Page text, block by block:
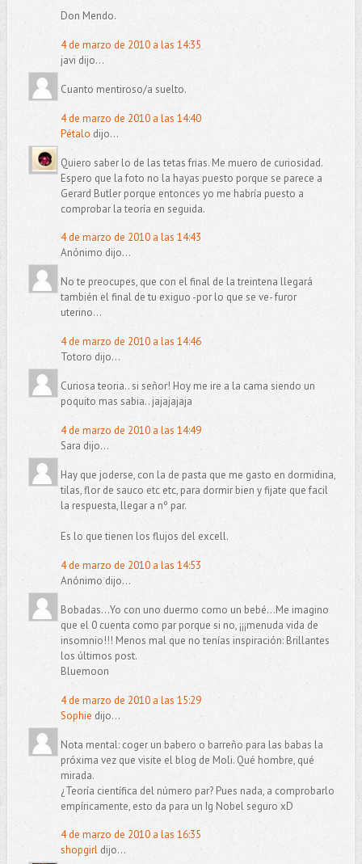
Don Mendo.
4 de marzo de 2010 a las 14:35
javi dijo...
Cuanto mentiroso/a suelto.
4 de marzo de 2010 a las 14:40
Pétalo dijo...
Quiero saber lo de las tetas frias. Me muero de curiosidad.
Espero que la foto no la hayas puesto porque se parece a
Gerard Butler porque entonces yo me habría puesto a
comprobar la teoría en seguida.
4 de marzo de 2010 a las 14:43
Anónimo dijo...
No te preocupes, que con el final de la treintena llegará
también el final de tu exiguo -por lo que se ve- furor
uterino...
4 de marzo de 2010 a las 14:46
Totoro dijo...
Curiosa teoria.. si señor! Hoy me ire a la cama siendo un
poquito mas sabia.. jajajajaja
4 de marzo de 2010 a las 14:49
Sara dijo...
Hay que joderse, con la de pasta que me gasto en dormidina,
tilas, flor de sauco etc etc, para dormir bien y fijate que facil
la respuesta, llegar a nº par.
Es lo que tienen los flujos del excell.
4 de marzo de 2010 a las 14:53
Anónimo dijo...
Bobadas...Yo con uno duermo como un bebé...Me imagino
que el 0 cuenta como par porque si no, ¡¡¡menuda vida de
insomnio!!! Menos mal que no tenías inspiración: Brillantes
los últimos post.
Bluemoon
4 de marzo de 2010 a las 15:29
Sophie dijo...
Nota mental: coger un babero o barreño para las babas la
próxima vez que visite el blog de Moli. Qué hombre, qué
mirada.
¿Teoría científica del número par? Pues nada, a comprobarlo
empíricamente, esto da para un Ig Nobel seguro xD
4 de marzo de 2010 a las 16:35
shopgirldijo...